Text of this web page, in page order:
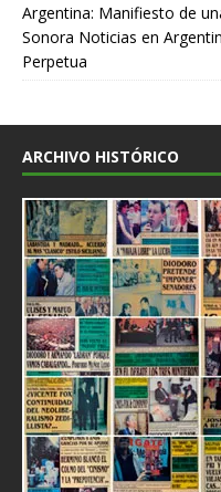
Argentina: Manifiesto de
Sonora Noticias en
Perpetua
ARCHIVO HISTÓRICO